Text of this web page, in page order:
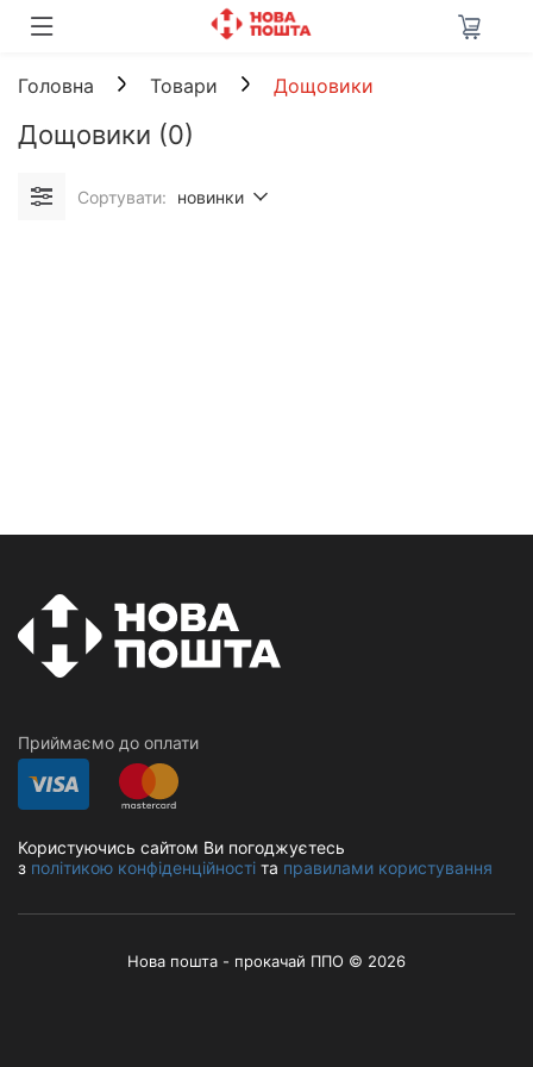
Головна Товари Дощовики
Дощовики (0)
Сортувати: новинки
Приймаємо до оплати
Користуючись сайтом Ви погоджуєтесь
з політикою конфіденційності та правилами користування
Нова пошта - прокачай ППО © 2026